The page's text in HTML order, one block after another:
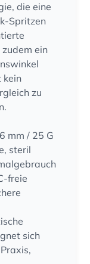
die eine
Spritzen
ein
kein
zu
mm / 25 G
steril
freie
sich